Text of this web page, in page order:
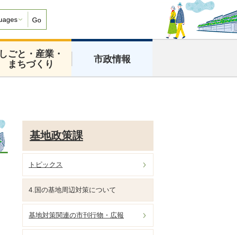
Go
しごと・産業・
まちづくり
市政情報
基地政策課
トピックス
4.国の基地周辺対策について
基地対策関連の市刊行物・広報